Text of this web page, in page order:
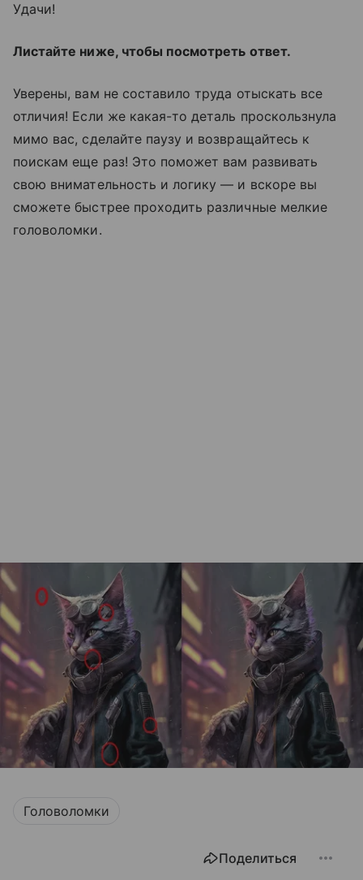
Удачи!
Листайте ниже, чтобы посмотреть ответ.
Уверены, вам не составило труда отыскать все
отличия! Если же какая-то деталь проскользнула
мимо вас, сделайте паузу и возвращайтесь к
поискам еще раз! Это поможет вам развивать
свою внимательность и логику — и вскоре вы
сможете быстрее проходить различные мелкие
головоломки.
Головоломки
Поделиться